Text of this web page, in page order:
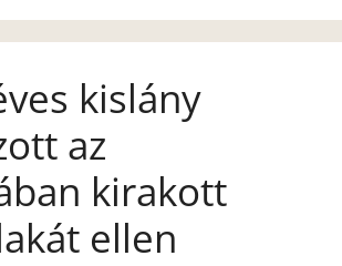
kislány
az
kirakott
ellen